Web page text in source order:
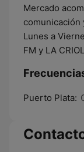
Mercado
comunicación
Lunes a
FM y LA
Puerto Plata: